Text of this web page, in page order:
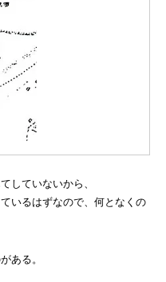
していないから、
いるはずなので、何となくの
ある。